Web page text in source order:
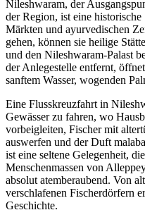
Nileshwaram, der
der Region, ist eine
Märkten und ayurvedischen
gehen, können sie heilige
und den Nileshwaram-Palast
der Anlegestelle entfernt,
sanftem Wasser, wogenden
Eine Flusskreuzfahrt in
Gewässer zu fahren, wo
vorbeigleiten, Fischer mit
auswerfen und der Duft
ist eine seltene Gelegenheit,
Menschenmassen von
absolut atemberaubend. Von
verschlafenen Fischerdörfern
Geschichte.